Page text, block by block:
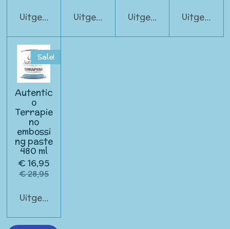
UitgeschakeldUitgeschakeldUitgeschakeld
Sale!
Autentic
o
Terrapie
no
embossi
ng paste
480 ml
€ 16,95
€ 28,95
Uitgeschakeld